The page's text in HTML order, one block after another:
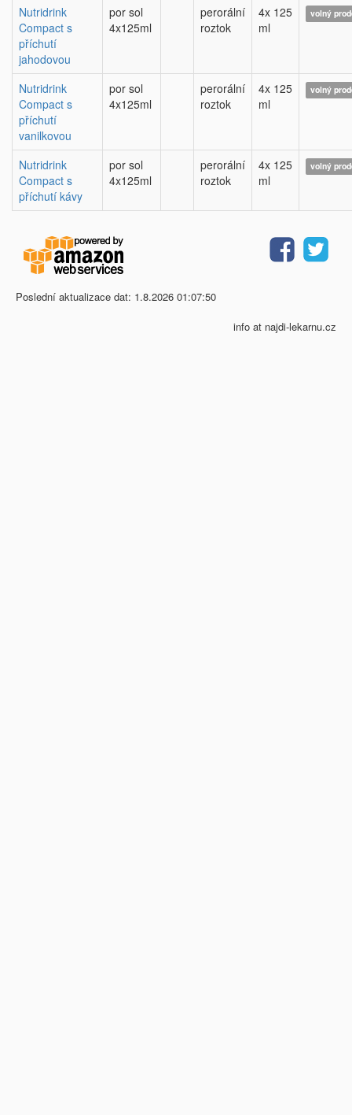
Nutridrink
Compact s
příchutí
jahodovou
por sol
4x125ml
perorální
roztok
4x 125
ml
volný
Nutridrink
Compact s
příchutí
vanilkovou
por sol
4x125ml
perorální
roztok
4x 125
ml
volný
Nutridrink
Compact s
příchutí kávy
por sol
4x125ml
perorální
roztok
4x 125
ml
volný
Poslední aktualizace dat: 1.8.2026 01:07:50
info at najdi-lekarnu.cz